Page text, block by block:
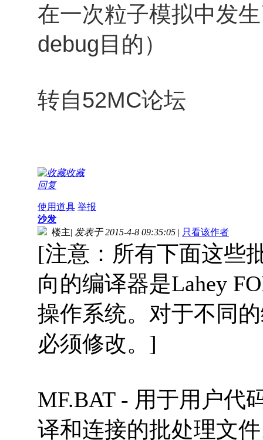
在一次粒子模拟中发
debug目的）
转自52MC论坛
收藏
回复
使用道具 举报
沙发
楼主| 发表于 2015-4-8 09:35:05 | 只看该作者
[注意：所有下面这些
向的编译器是Lahey
操作系统。对于不同
必须修改。]
MF.BAT - 用于用户代
译和连接的批处理文